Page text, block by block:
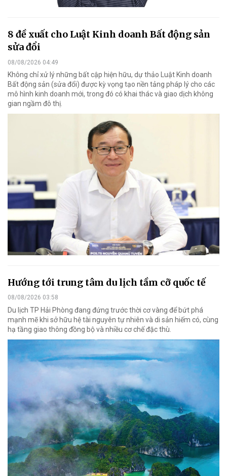
8 đề xuất cho Luật Kinh doanh Bất động sản
sửa đổi
08/08/2026 04:49
Không chỉ xử lý những bất cập hiện hữu, dự thảo Luật Kinh doanh
Bất động sản (sửa đổi) được kỳ vọng tạo nền tảng pháp lý cho các
mô hình kinh doanh mới, trong đó có khai thác và giao dịch không
gian ngầm đô thị.
Hướng tới trung tâm du lịch tầm cỡ quốc tế
08/08/2026 03:58
Du lịch TP Hải Phòng đang đứng trước thời cơ vàng để bứt phá
mạnh mẽ khi sở hữu hệ tài nguyên tự nhiên và di sản hiếm có, cùng
hạ tầng giao thông đồng bộ và nhiều cơ chế đặc thù.